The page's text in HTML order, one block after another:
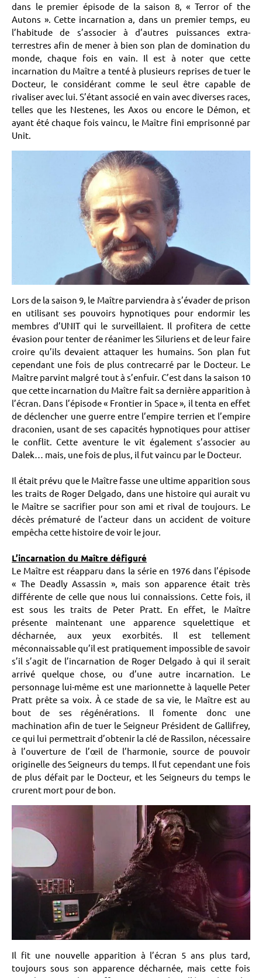
dans le premier épisode de la saison 8, « Terror of the
Autons ». Cette incarnation a, dans un premier temps, eu
l’habitude de s’associer à d’autres puissances extra-
terrestres afin de mener à bien son plan de domination du
monde, chaque fois en vain. Il est à noter que cette
incarnation du Maître a tenté à plusieurs reprises de tuer le
Docteur, le considérant comme le seul être capable de
rivaliser avec lui. S’étant associé en vain avec diverses races,
telles que les Nestenes, les Axos ou encore le Démon, et
ayant été chaque fois vaincu, le Maître fini emprisonné par
Unit.
Lors de la saison 9, le Maître parviendra à s’évader de prison
en utilisant ses pouvoirs hypnotiques pour endormir les
membres d’UNIT qui le surveillaient. Il profitera de cette
évasion pour tenter de réanimer les Siluriens et de leur faire
croire qu’ils devaient attaquer les humains. Son plan fut
cependant une fois de plus contrecarré par le Docteur. Le
Maître parvint malgré tout à s’enfuir. C’est dans la saison 10
que cette incarnation du Maître fait sa dernière apparition à
l’écran. Dans l’épisode « Frontier in Space », il tenta en effet
de déclencher une guerre entre l’empire terrien et l’empire
draconien, usant de ses capacités hypnotiques pour attiser
le conflit. Cette aventure le vit également s’associer au
Dalek… mais, une fois de plus, il fut vaincu par le Docteur.
Il était prévu que le Maître fasse une ultime apparition sous
les traits de Roger Delgado, dans une histoire qui aurait vu
le Maître se sacrifier pour son ami et rival de toujours. Le
décès prématuré de l’acteur dans un accident de voiture
empêcha cette histoire de voir le jour.
L’incarnation du Maître défiguré
Le Maître est réapparu dans la série en 1976 dans l’épisode
« The Deadly Assassin », mais son apparence était très
différente de celle que nous lui connaissions. Cette fois, il
est sous les traits de Peter Pratt. En effet, le Maître
présente maintenant une apparence squelettique et
décharnée, aux yeux exorbités. Il est tellement
méconnaissable qu’il est pratiquement impossible de savoir
s’il s’agit de l’incarnation de Roger Delgado à qui il serait
arrivé quelque chose, ou d’une autre incarnation. Le
personnage lui-même est une marionnette à laquelle Peter
Pratt prête sa voix. À ce stade de sa vie, le Maître est au
bout de ses régénérations. Il fomente donc une
machination afin de tuer le Seigneur Président de Gallifrey,
ce qui lui permettrait d’obtenir la clé de Rassilon, nécessaire
à l’ouverture de l’œil de l’harmonie, source de pouvoir
originelle des Seigneurs du temps. Il fut cependant une fois
de plus défait par le Docteur, et les Seigneurs du temps le
crurent mort pour de bon.
Il fit une nouvelle apparition à l’écran 5 ans plus tard,
toujours sous son apparence décharnée, mais cette fois